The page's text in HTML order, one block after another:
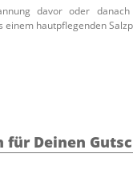
davor oder
einem hautpflegenden
Deinen